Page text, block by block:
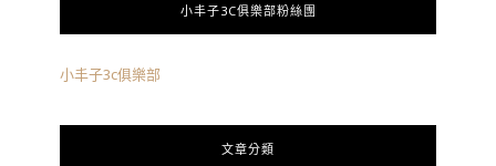
小丰子3C俱樂部粉絲團
小丰子3c俱樂部
文章分類